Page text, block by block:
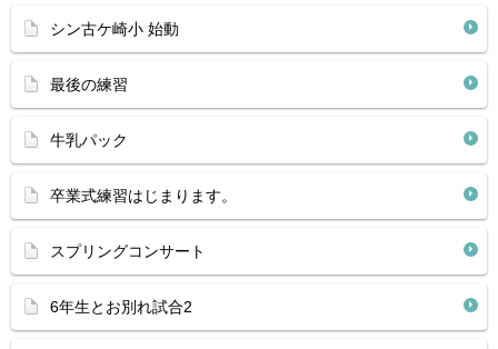
シン古ケ崎小 始動
最後の練習
牛乳パック
卒業式練習はじまります。
スプリングコンサート
6年生とお別れ試合2